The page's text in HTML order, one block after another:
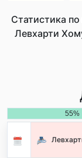
Статистика
Левхарти
55%